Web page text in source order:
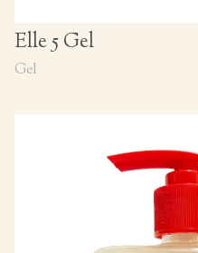
Elle 5 Gel
Gel